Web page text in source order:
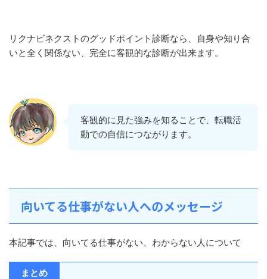
リクナビネクストのグッドポイント診断なら、自身や知り合
いと全く関係ない、完全に客観的な診断が出来ます。
客観的に見た強みを知ることで、転職活
動での自信につながります。
向いてる仕事がない人へのメッセージ
本記事では、向いてる仕事がない、わからない人について
まとめ